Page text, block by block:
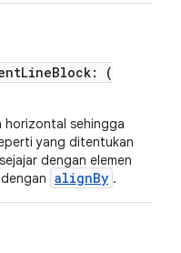
(
horizontal sehingga
yang ditentukan
sejajar dengan elemen
alignBy .